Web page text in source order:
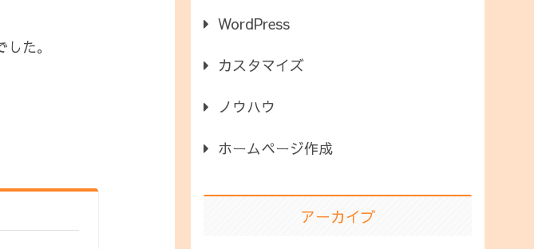
た。
WordPress
カスタマイズ
ノウハウ
ホームページ作成
アーカイブ